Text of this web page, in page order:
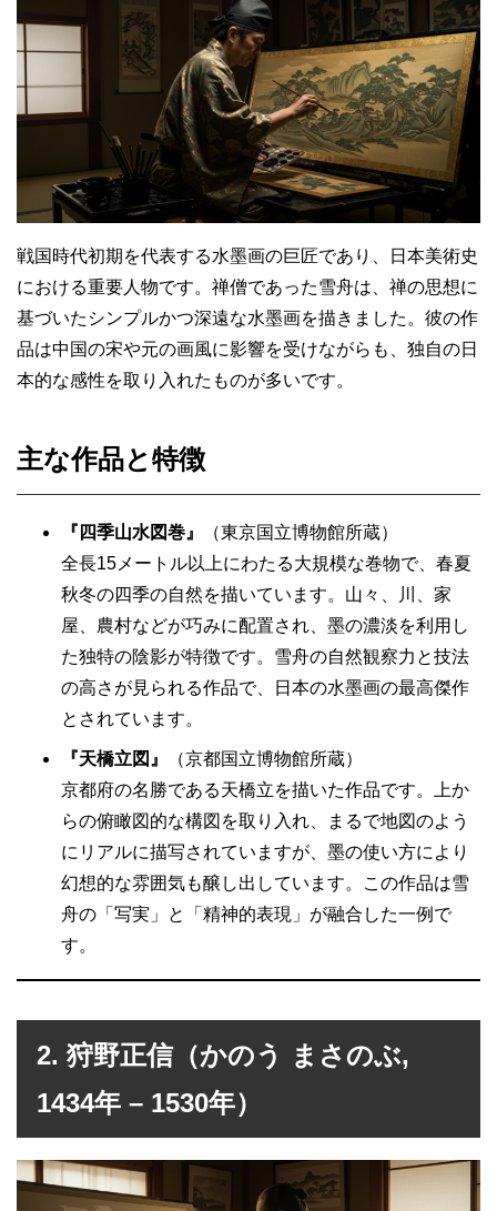
戦国時代初期を代表する水墨画の巨匠であり、日本美術史
における重要人物です。禅僧であった雪舟は、禅の思想に
基づいたシンプルかつ深遠な水墨画を描きました。彼の作
品は中国の宋や元の画風に影響を受けながらも、独自の日
本的な感性を取り入れたものが多いです。
主な作品と特徴
『四季山水図巻』
（東京国立博物館所蔵）
全長15メートル以上にわたる大規模な巻物で、春夏
秋冬の四季の自然を描いています。山々、川、家
屋、農村などが巧みに配置され、墨の濃淡を利用し
た独特の陰影が特徴です。雪舟の自然観察力と技法
の高さが見られる作品で、日本の水墨画の最高傑作
とされています。
『天橋立図』
（京都国立博物館所蔵）
京都府の名勝である天橋立を描いた作品です。上か
らの俯瞰図的な構図を取り入れ、まるで地図のよう
にリアルに描写されていますが、墨の使い方により
幻想的な雰囲気も醸し出しています。この作品は雪
舟の「写実」と「精神的表現」が融合した一例で
す。
2. 狩野正信（かのう まさのぶ,
1434年 – 1530年）